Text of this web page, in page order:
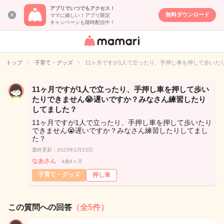
アプリでいつでもアクセス！
ママに嬉しい！アプリ限定
キャンペーンも随時配信中！
無料ダウンロード
女性専用匿名QA
イト
トップ 子育て・グッズ 11ヶ月ですが1人で立ったり、手押し車を押して歩い
11ヶ月ですが1人で立ったり、手押し車を押して歩い
たりできません😭遅いですか？みなさん練習したり
してました？
11ヶ月ですが1人で立ったり、手押し車を押して歩いたり
できません😭遅いですか？みなさん練習したりしてまし
た？
最終更新：2023年2月23日
なあさん 4歳4ヶ月
子育て・グッズ 押し車
この質問への回答 （全5件）